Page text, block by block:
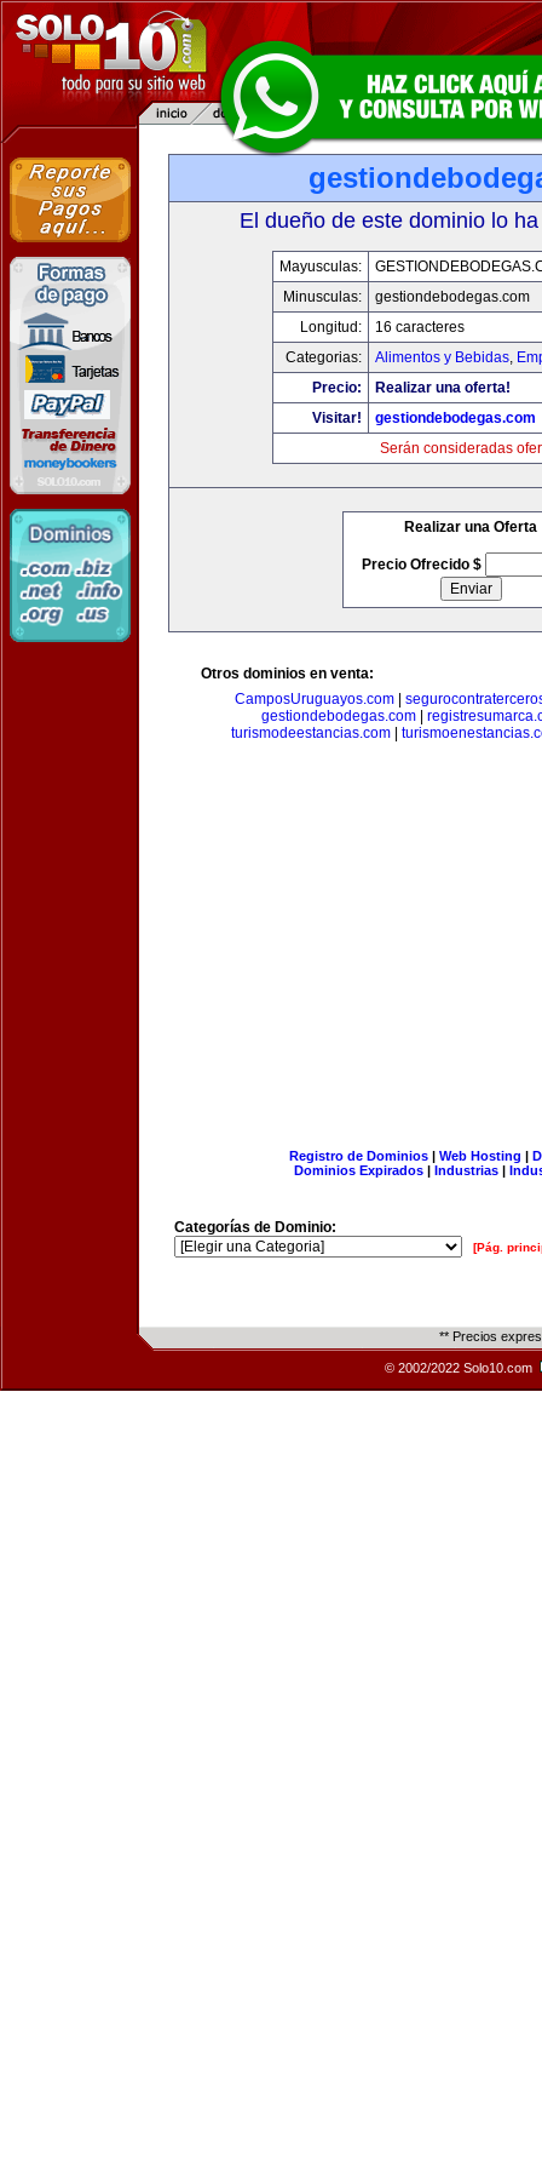
El dueño de este dominio lo
Mayusculas:
Minusculas:
gestiondebodegas.com
Longitud:
16 caracteres
Categorias:
Alimentos y Bebidas,
Precio:
Realizar una oferta!
Visitar!
gestiondebodegas.com
Serán consideradas
Realizar una Oferta
Precio Ofrecido $
Otros dominios en venta:
CamposUruguayos.com|
gestiondebodegas.com|
turismodeestancias.com
Registro de Dominios| Web Hosting |
Dominios Expirados | Industrias |
Categorías de Dominio:
[Pág.
** Precios
© 2002/2022 Solo10.com